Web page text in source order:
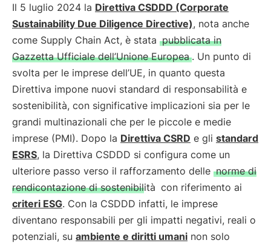
Il 5 luglio 2024 la Direttiva CSDDD (Corporate
Sustainability Due Diligence Directive), nota anche
come Supply Chain Act, è stata pubblicata in
Gazzetta Ufficiale dell’Unione Europea . Un punto di
svolta per le imprese dell’UE, in quanto questa
Direttiva impone nuovi standard di responsabilità e
sostenibilità, con significative implicazioni sia per le
grandi multinazionali che per le piccole e medie
imprese (PMI). Dopo la Direttiva CSRD e gli standard
ESRS, la Direttiva CSDDD si configura come un
ulteriore passo verso il rafforzamento delle norme di
rendicontazione di sostenibilità con riferimento ai
criteri ESG. Con la CSDDD infatti, le imprese
diventano responsabili per gli impatti negativi, reali o
potenziali, su ambiente e diritti umani non solo